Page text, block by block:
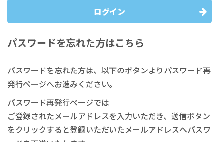
ログイン
パスワードを忘れた方はこちら
パスワードを忘れた方は、以下のボタンよりパスワード再
発行ページへお進みください。
パスワード再発行ページでは
ご登録されたメールアドレスを入力いただき、送信ボタン
をクリックすると登録いただいたメールアドレスへパスワ